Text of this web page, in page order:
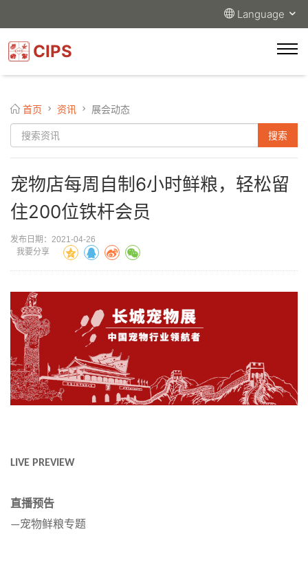
Language
CIPS
首页 资讯 展会动态
宠物店每周自制6小时鲜粮，轻松留
住200位铁杆会员
发布日期：2021-04-26
我要分享
LIVE PREVIEW
直播预告
—宠物鲜粮专题